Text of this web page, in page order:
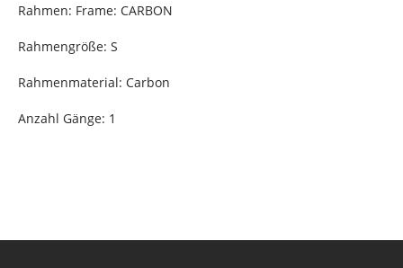
Rahmen: Frame: CARBON
Rahmengröße: S
Rahmenmaterial: Carbon
Anzahl Gänge: 1